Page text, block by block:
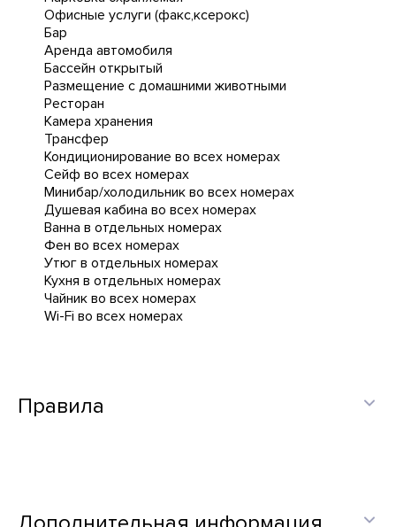
Офисные услуги (факс,ксерокс)
Бар
Аренда автомобиля
Бассейн открытый
Размещение с домашними животными
Ресторан
Камера хранения
Трансфер
Кондиционирование во всех номерах
Сейф во всех номерах
Минибар/холодильник во всех номерах
Душевая кабина во всех номерах
Ванна в отдельных номерах
Фен во всех номерах
Утюг в отдельных номерах
Кухня в отдельных номерах
Чайник во всех номерах
Wi-Fi во всех номерах
Правила